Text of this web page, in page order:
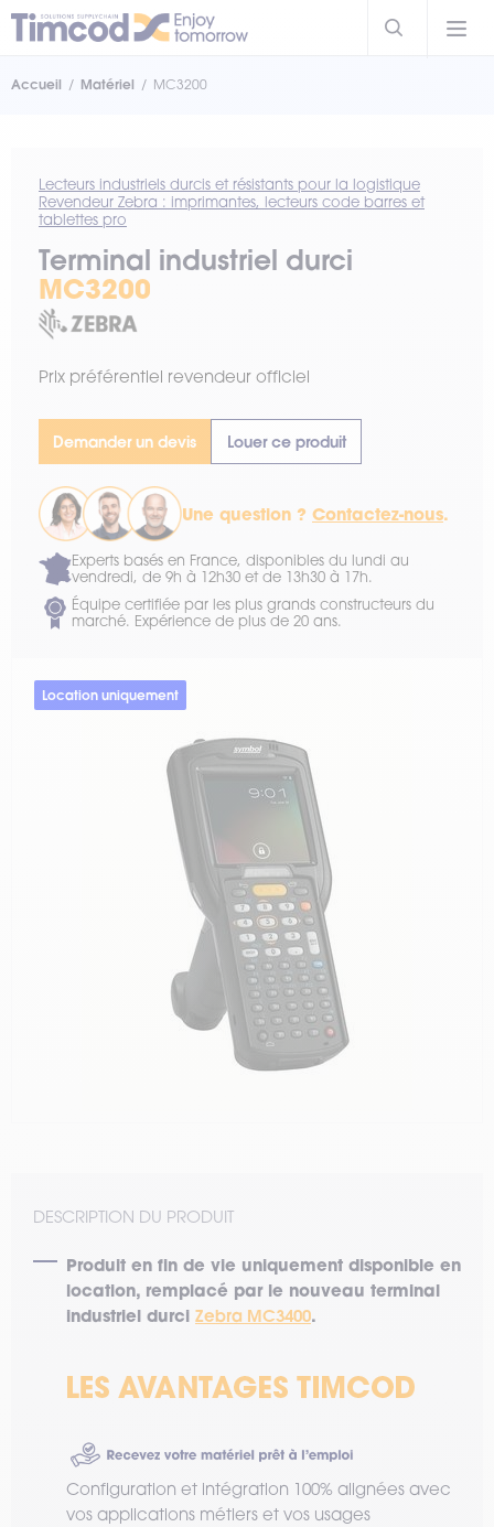
Accueil Matériel MC3200
Lecteurs industriels durcis et résistants pour la logistique
Revendeur Zebra : imprimantes, lecteurs code barres et
tablettes pro
Terminal industriel durci
MC3200
Prix préférentiel revendeur officiel
Demander un devis Louer ce produit
Une question ? Contactez-nous.
Experts basés en France, disponibles du lundi au
vendredi, de 9h à 12h30 et de 13h30 à 17h.
Équipe certifiée par les plus grands constructeurs du
marché. Expérience de plus de 20 ans.
Location uniquement
DESCRIPTION DU PRODUIT
Produit en fin de vie uniquement disponible en
location, remplacé par le nouveau terminal
industriel durci Zebra MC3400.
Configuration et intégration 100% alignées avec
vos applications métiers et vos usages